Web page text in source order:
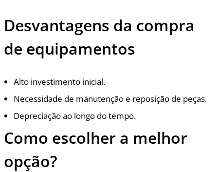
Desvantagens da compra
de equipamentos
Alto investimento inicial.
Necessidade de manutenção e reposição de peças.
Depreciação ao longo do tempo.
Como escolher a melhor
opção?